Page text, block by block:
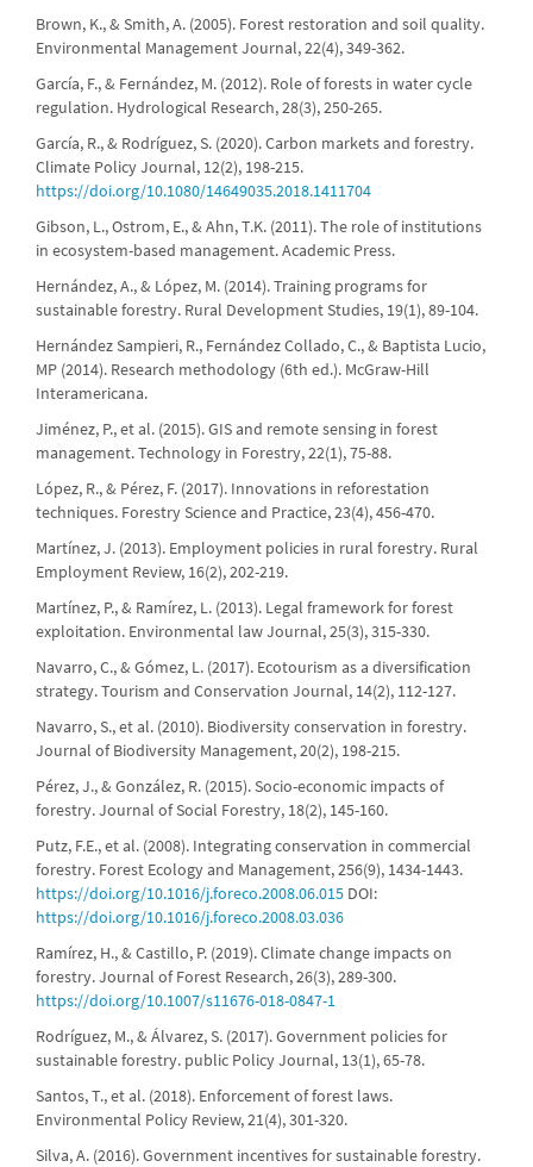
Brown, K., & Smith, A. (2005). Forest restoration and soil quality.
Environmental Management Journal, 22(4), 349-362.
García, F., & Fernández, M. (2012). Role of forests in water cycle
regulation. Hydrological Research, 28(3), 250-265.
García, R., & Rodríguez, S. (2020). Carbon markets and forestry.
Climate Policy Journal, 12(2), 198-215.
https://doi.org/10.1080/14649035.2018.1411704
Gibson, L., Ostrom, E., & Ahn, T.K. (2011). The role of institutions
in ecosystem-based management. Academic Press.
Hernández, A., & López, M. (2014). Training programs for
sustainable forestry. Rural Development Studies, 19(1), 89-104.
Hernández Sampieri, R., Fernández Collado, C., & Baptista Lucio,
MP (2014). Research methodology (6th ed.). McGraw-Hill
Interamericana.
Jiménez, P., et al. (2015). GIS and remote sensing in forest
management. Technology in Forestry, 22(1), 75-88.
López, R., & Pérez, F. (2017). Innovations in reforestation
techniques. Forestry Science and Practice, 23(4), 456-470.
Martínez, J. (2013). Employment policies in rural forestry. Rural
Employment Review, 16(2), 202-219.
Martínez, P., & Ramírez, L. (2013). Legal framework for forest
exploitation. Environmental law Journal, 25(3), 315-330.
Navarro, C., & Gómez, L. (2017). Ecotourism as a diversification
strategy. Tourism and Conservation Journal, 14(2), 112-127.
Navarro, S., et al. (2010). Biodiversity conservation in forestry.
Journal of Biodiversity Management, 20(2), 198-215.
Pérez, J., & González, R. (2015). Socio-economic impacts of
forestry. Journal of Social Forestry, 18(2), 145-160.
Putz, F.E., et al. (2008). Integrating conservation in commercial
forestry. Forest Ecology and Management, 256(9), 1434-1443.
https://doi.org/10.1016/j.foreco.2008.06.015 DOI:
https://doi.org/10.1016/j.foreco.2008.03.036
Ramírez, H., & Castillo, P. (2019). Climate change impacts on
forestry. Journal of Forest Research, 26(3), 289-300.
https://doi.org/10.1007/s11676-018-0847-1
Rodríguez, M., & Álvarez, S. (2017). Government policies for
sustainable forestry. public Policy Journal, 13(1), 65-78.
Santos, T., et al. (2018). Enforcement of forest laws.
Environmental Policy Review, 21(4), 301-320.
Silva, A. (2016). Government incentives for sustainable forestry.